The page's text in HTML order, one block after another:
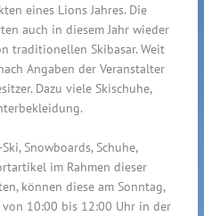
eines Lions Jahres. Die
auch in diesem Jahr wieder
traditionellen Skibasar. Weit
Angaben der Veranstalter
Dazu viele Skischuhe,
Snowboards, Schuhe,
im Rahmen dieser
können diese am Sonntag,
10:00 bis 12:00 Uhr in der